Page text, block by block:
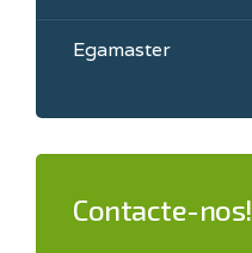
Egamaster
Contacte-nos!